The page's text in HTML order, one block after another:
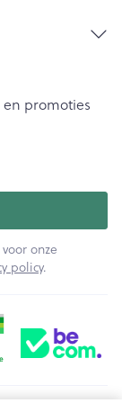
promoties
onze
policy.